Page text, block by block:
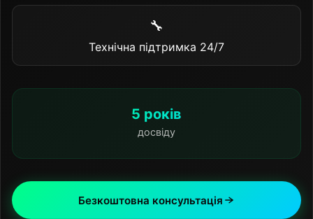
🔧
Технічна підтримка 24/7
5 років
досвіду
Безкоштовна консультація